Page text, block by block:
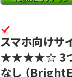
スマホ向けサ
★★★★☆ 3
なし （